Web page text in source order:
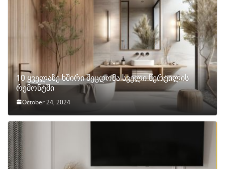
10 ყველაზე ხშირი შეცდომა სველი წერტილის
რემონტში
October 24, 2024